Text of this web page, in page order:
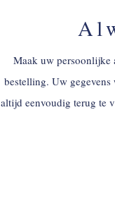
Maak uw persoonlijke
bestelling. Uw
altijd eenvoudig terug te